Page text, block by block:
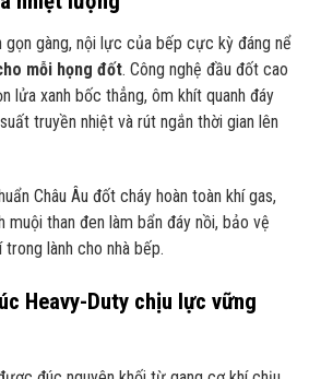
gọn gàng, nội lực của bếp cực kỳ đáng nể
mỗi họng đốt. Công nghệ đầu đốt cao
lửa xanh bốc thẳng, ôm khít quanh đáy
truyền nhiệt và rút ngắn thời gian lên
Châu Âu đốt cháy hoàn toàn khí gas,
muội than đen làm bẩn đáy nồi, bảo vệ
lành cho nhà bếp.
Heavy-Duty chịu lực vững